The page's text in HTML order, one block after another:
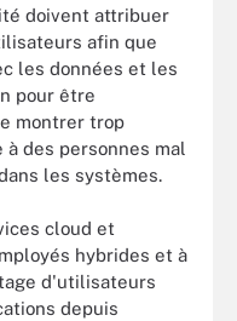
doivent attribuer
afin que
les données et les
pour être
montrer trop
des personnes mal
les systèmes.
cloud et
hybrides et à
d'utilisateurs
depuis